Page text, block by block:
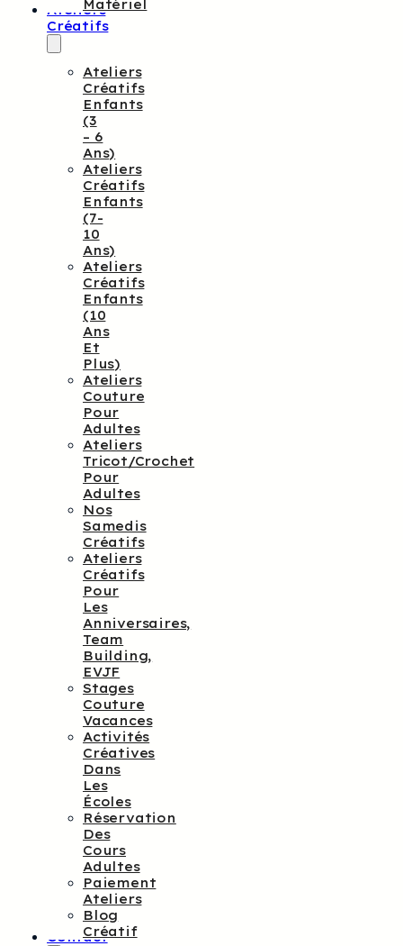
Matériel
Ateliers
Créatifs
Ateliers
Créatifs
Enfants
(3
– 6
Ans)
Ateliers
Créatifs
Enfants
(7-
10
Ans)
Ateliers
Créatifs
Enfants
(10
Ans
Et
Plus)
Ateliers
Couture
Pour
Adultes
Ateliers
Tricot/crochet
Pour
Adultes
Nos
Samedis
Créatifs
Ateliers
Créatifs
Pour
Les
Anniversaires,
Team
Building,
EVJF
Stages
Couture
Vacances
Activités
Créatives
Dans
Les
Écoles
Réservation
Des
Cours
Adultes
Paiement
Ateliers
Blog
Créatif
Contact